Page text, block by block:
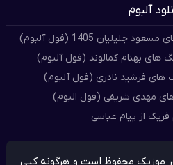
آلبوم
1405 (فول آلبوم)
های بهنام کمالوند (فول آلبوم)
های فرشید نادری (فول آلبوم)
مهدی شریفی (فول البوم)
فریک از پیام عباسی
موزیک محفوظ است و هرگونه کپی